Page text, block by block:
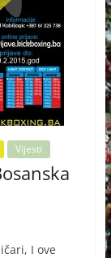
Vijesti
I ove